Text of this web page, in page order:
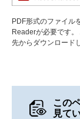
PDF形式のファイル
Readerが必要です。
先からダウンロード
この
見て